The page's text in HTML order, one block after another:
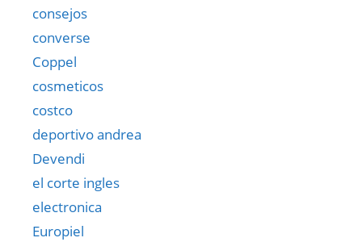
consejos
converse
Coppel
cosmeticos
costco
deportivo andrea
Devendi
el corte ingles
electronica
Europiel